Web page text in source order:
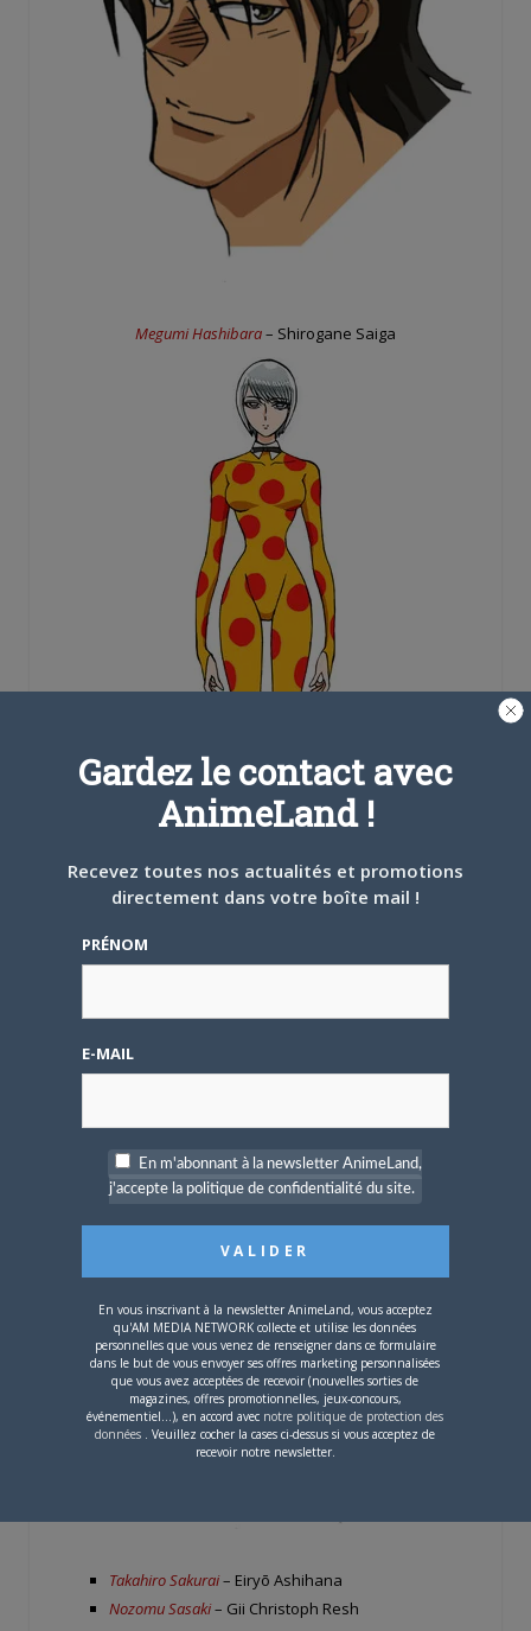
Megumi Hashibara– Shirogane Saiga
Takahiro Sakurai– Eiryō Ashihana
Nozomu Sasaki– Gii Christoph Resh
Gardez le contact avec
AnimeLand !
Recevez toutes nos actualités et promotions
directement dans votre boîte mail !
PRÉNOM
E-MAIL
En m'abonnant à la newsletter AnimeLand,
j'accepte la politique de confidentialité du site.
En vous inscrivant à la newsletter AnimeLand, vous acceptez
qu'AM MEDIA NETWORK collecte et utilise les données
personnelles que vous venez de renseigner dans ce formulaire
dans le but de vous envoyer ses offres marketing personnalisées
que vous avez acceptées de recevoir (nouvelles sorties de
magazines, offres promotionnelles, jeux-concours,
événementiel...), en accord avec notre politique de protection des
données . Veuillez cocher la cases ci-dessus si vous acceptez de
recevoir notre newsletter.